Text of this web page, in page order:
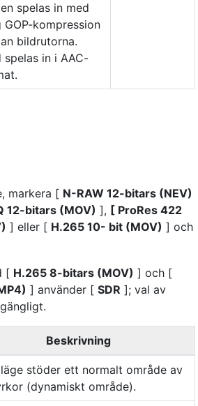
spelas in med
GOP-kompression
bildrutorna.
spelas in i AAC-
markera [ N-RAW 12-bitars (NEV)
12-bitars (MOV) ], [ ProRes 422
] eller [ H.265 10- bit (MOV) ] och
[ H.265 8-bitars (MOV) ] och [
] använder [ SDR ]; val av
Beskrivning
stöder ett normalt område av
(dynamiskt område).